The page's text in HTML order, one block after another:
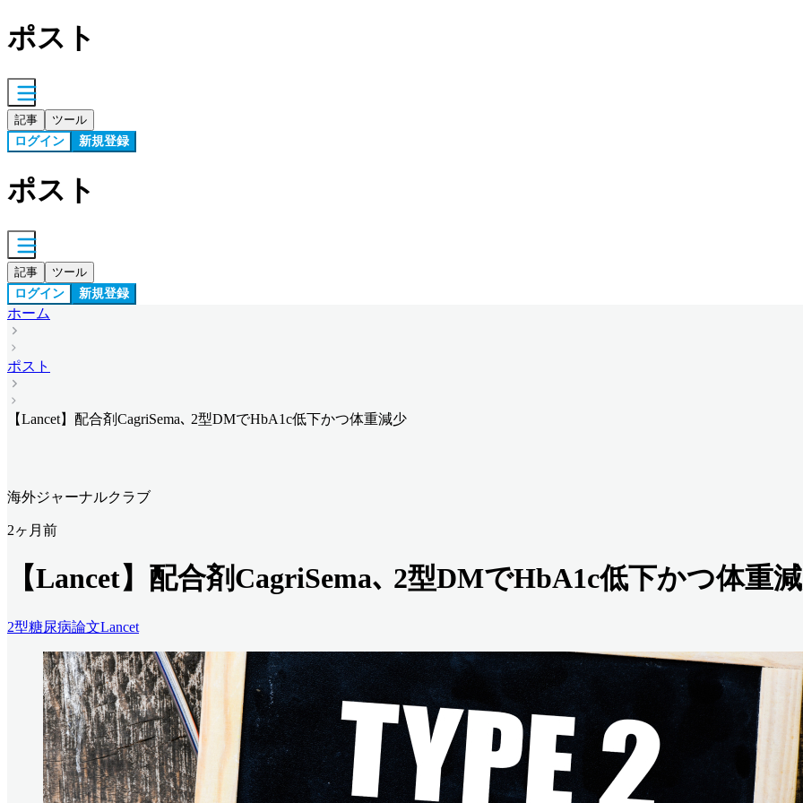
ポスト
記事 ツール
ログイン 新規登録
ポスト
記事 ツール
ログイン 新規登録
ホーム
ポスト
【Lancet】配合剤CagriSema､ 2型DMでHbA1c低下かつ体重減少
海外ジャーナルクラブ
2ヶ月前
【Lancet】配合剤CagriSema､ 2型DMでHbA1c低下かつ体重
2型糖尿病論文Lancet